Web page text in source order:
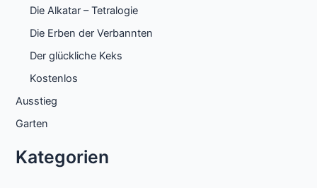
Die Alkatar – Tetralogie
Die Erben der Verbannten
Der glückliche Keks
Kostenlos
Ausstieg
Garten
Kategorien